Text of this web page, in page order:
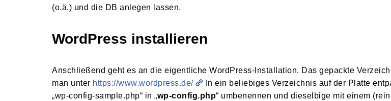
(o.ä.) und die DB anlegen lassen.
WordPress installieren
Anschließend geht es an die eigentliche WordPress-Installation. Das gepackte
man unter https://www.wordpress.de/
In ein beliebiges Verzeichnis auf der Platte
„wp-config-sample.php“ in „wp-config.php“ umbenennen und dieselbige mit einem